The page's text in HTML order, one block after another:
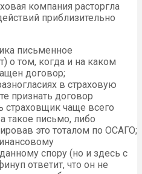
компания расторгла
приблизительно
письменное
о том, когда и на каком
договор;
в страховую
признать договор
чаще всего
такое письмо, либо
это тоталом по ОСАГО;
спору (но и здесь с
ответит, что он не